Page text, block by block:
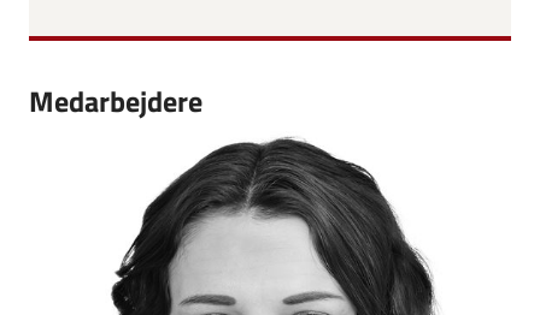
Medarbejdere